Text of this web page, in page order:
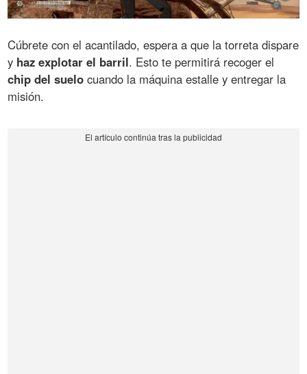
Cúbrete con el acantilado, espera a que la torreta dispare
y haz explotar el barril. Esto te permitirá recoger el
chip del suelo cuando la máquina estalle y entregar la
misión.